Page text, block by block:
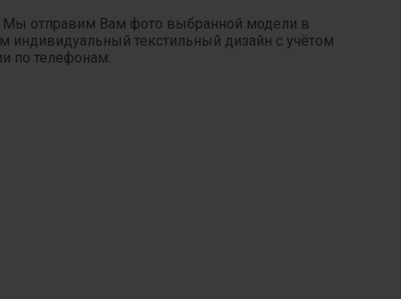
Мы отправим Вам фото выбранной модели в
индивидуальный текстильный дизайн с учётом
по телефонам: